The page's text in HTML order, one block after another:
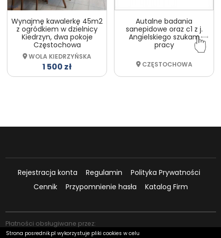
Wynajmę kawalerkę 45m2
z ogródkiem w dzielnicy
Kiedrzyn, dwa pokoje
Częstochowa
WOLA KIEDRZYŃSKA
1 500 zł
Autalne badania
sanepidowe oraz c1 z j.
Angielskiego szukam
pracy
CZĘSTOCHOWA
Rejestracja konta Regulamin
Polityka Prywatności
Cennik
Przypomnienie hasła Katalog Firm
Płatności obsługiwane przez:
Strona posrednik.pl wykorzystuje pliki cookies w celu